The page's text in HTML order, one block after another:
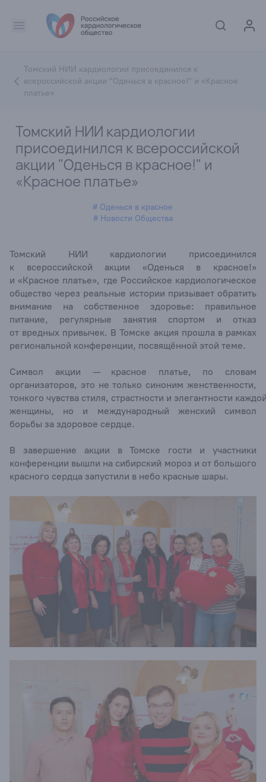
Томский НИИ кардиологии присоединился к
всероссийской акции "Оденься в красное!" и «Красное
платье»
Томский НИИ кардиологии
присоединился к всероссийской
акции "Оденься в красное!" и
«Красное платье»
# Оденься в красное
# Новости Общества
Томский НИИ кардиологии присоединился
к всероссийской акции «Оденься в красное!»
и «Красное платье», где Российское кардиологическое
общество через реальные истории призывает обратить
внимание на собственное здоровье: правильное
питание, регулярные занятия спортом и отказ
от вредных привычек. В Томске акция прошла в рамках
региональной конференции, посвящённой этой теме.
Символ акции — красное платье, по словам
организаторов, это не только синоним женственности,
тонкого чувства стиля, страстности и элегантности
женщины, но и международный женский символ
борьбы за здоровое сердце.
В завершение акции в Томске гости и участники
конференции вышли на сибирский мороз и от большого
красного сердца запустили в небо красные шары.